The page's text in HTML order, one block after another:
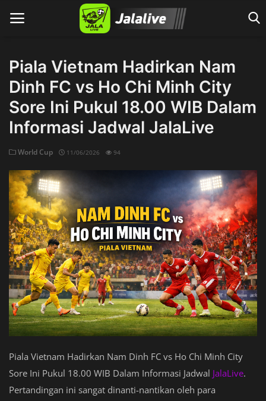
Home
Piala Vietnam Hadirkan Nam
Dinh FC vs Ho Chi Minh City
Sore Ini Pukul 18.00 WIB Dalam
Informasi Jadwal JalaLive
World Cup 11/06/2026 94
Piala Vietnam Hadirkan Nam Dinh FC vs Ho Chi Minh City
Sore Ini Pukul 18.00 WIB Dalam Informasi Jadwal JalaLive.
Pertandingan ini sangat dinanti-nantikan oleh para